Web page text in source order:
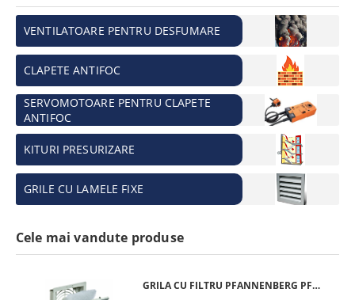
VENTILATOARE PENTRU DESFUMARE
CLAPETE ANTIFOC
SERVOMOTOARE PENTRU CLAPETE
ANTIFOC
KITURI PRESURIZARE
GRILE CU LAMELE FIXE
Cele mai vandute produse
GRILA CU FILTRU PFANNENBERG PFA 10.000